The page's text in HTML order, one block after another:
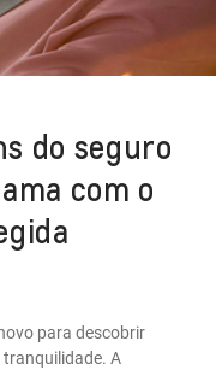
do seguro
com o
para descobrir
A